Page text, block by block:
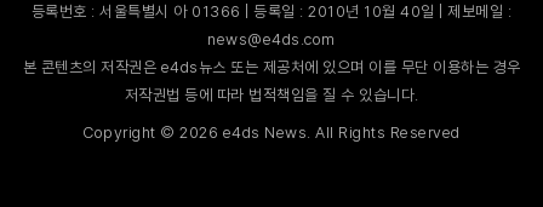
등록번호 : 서울특별시 아 01366 | 등록일 : 2010년 10월 40일 | 제보메일 :
news@e4ds.com
본 콘텐츠의 저작권은 e4ds뉴스 또는 제공처에 있으며 이를 무단 이용하는 경우
저작권법 등에 따라 법적책임을 질 수 있습니다.
Copyright ©2026 e4ds News. All Rights Reserved